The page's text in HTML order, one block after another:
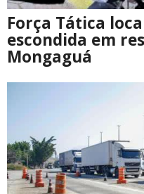
Força Tática
escondida em
Mongaguá